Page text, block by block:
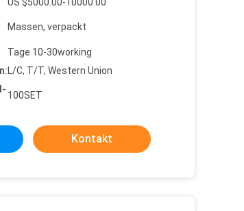
Massen, verpackt
Tage 10-30working
L/C, T/T, Western Union
100SET
Kontakt